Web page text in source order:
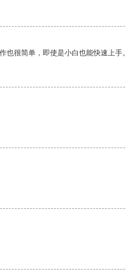
很简单，即使是小白也能快速上手。